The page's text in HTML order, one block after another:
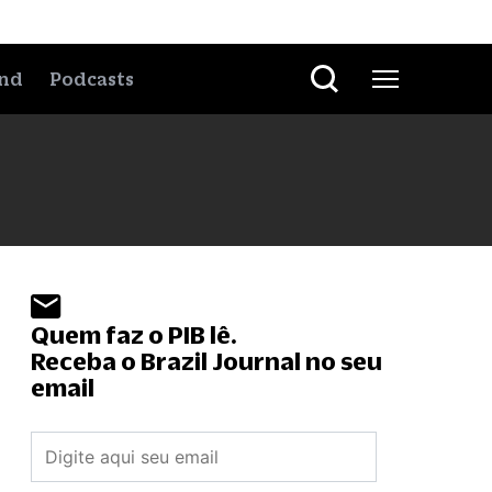
Podcasts
Quem faz o PIB lê.
Receba o Brazil Journal no seu
email